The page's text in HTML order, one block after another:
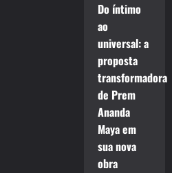
Do íntimo
ao
universal: a
proposta
transformadora
de Prem
Ananda
Maya em
sua nova
obra